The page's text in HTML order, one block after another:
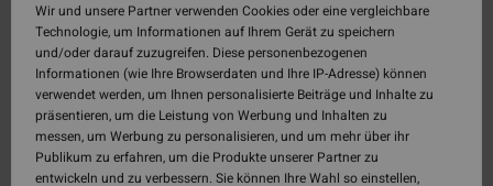
Wir und unsere Partner verwenden Cookies oder eine vergleichbare
Technologie, um Informationen auf Ihrem Gerät zu speichern
und/oder darauf zuzugreifen. Diese personenbezogenen
Informationen (wie Ihre Browserdaten und Ihre IP-Adresse) können
verwendet werden, um Ihnen personalisierte Beiträge und Inhalte zu
präsentieren, um die Leistung von Werbung und Inhalten zu
messen, um Werbung zu personalisieren, und um mehr über ihr
Publikum zu erfahren, um die Produkte unserer Partner zu
entwickeln und zu verbessern. Sie können Ihre Wahl so einstellen,